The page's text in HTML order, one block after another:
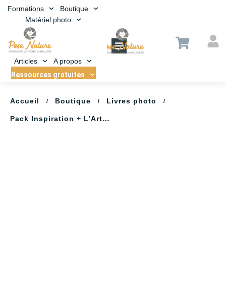
Formations
Boutique
Matériel photo
Articles
A propos
Ressources gratuites
Accueil / Boutique / Livres photo /
Pack Inspiration + L’Art de la proxiphotographie